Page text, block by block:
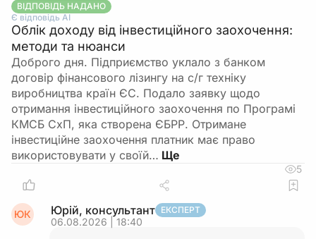
ВІДПОВІДЬ НАДАНО
Є відповідь АІ
Облік доходу від інвестиційного заохочення:
методи та нюанси
Доброго дня. Підприємство уклало з банком
договір фінансового лізингу на с/г техніку
виробництва країн ЄС. Подало заявку щодо
отримання інвестиційного заохочення по Програмі
КМСБ СхП, яка створена ЄБРР. Отримане
інвестиційне заохочення платник має право
використовувати у своїй…
5
ЮК Юрій, консультант ЕКСПЕРТ
06.08.2026 | 18:40